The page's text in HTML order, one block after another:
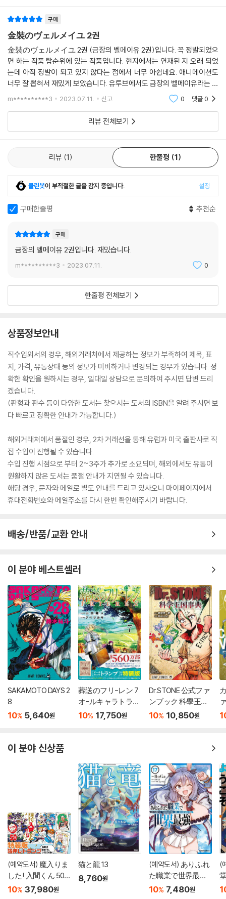
구매
金裝のヴェルメイユ 2권
金裝のヴェルメイユ 2권 (금장의 벨메이유 2권)입니다. 꼭 정발되었으
면 하는 작품 탑순위에 있는 작품입니다. 현지에서는 연재된 지 오래 되었
는데 아직 정발이 되고 있지 않다는 점에서 너무 아쉽네요. 애니메이션도
너무 잘 뽑혀서 재밌게 보았습니다. 유투브에서도 금장의 벨메이유라는 작
품에 대한 간략 리뷰들이 돌아다닙니다. 살짝 찍먹 해보시고 입문하시는걸
m**********3 2023.07.11. 신고 0 댓글0
리뷰 전체보기
리뷰 1 한줄평 1
클린봇이 부적절한 글을 감지 중입니다. 설정
구매한줄평 추천순
구매
금장의 벨메이유 2권입니다. 재밌습니다.
m**********3 2023.07.11. 0
한줄평 전체보기
상품정보안내
직수입외서의 경우, 해외거래처에서 제공하는 정보가 부족하여 제목, 표
지, 가격, 유통상태 등의 정보가 미비하거나 변경되는 경우가 있습니다. 정
확한 확인을 원하시는 경우, 일대일 상담으로 문의하여 주시면 답변 드리
겠습니다.
(판형과 판수 등이 다양한 도서는 찾으시는 도서의 ISBN을 알려 주시면 보
다 빠르고 정확한 안내가 가능합니다.)
해외거래처에서 품절인 경우, 2차 거래선을 통해 유럽과 미국 출판사로 직
접 수입이 진행될 수 있습니다.
수입 진행 시점으로 부터 2~3주가 추가로 소요되며, 해외에서도 유통이
원활하지 않은 도서는 품절 안내가 지연될 수 있습니다.
해당 경우, 문자와 메일로 별도 안내를 드리고 있사오니 마이페이지에서
휴대전화번호와 메일주소를 다시 한번 확인해주시기 바랍니다.
배송/반품/교환 안내
이 분야 베스트셀러
SAKAMOTO DAYS 2
8
10% 5,640원
葬送のフリ-レン 7
オ-ルキャラトラン
プ付き特裝版
10% 17,750원
Dr.STONE 公式ファ
ンブック 科學王國
事典
10% 10,850원
이 분야 신상품
(예약도서) 魔入りま
した! 入間くん 50
特裝版
10% 37,980원
猫と龍 13
8,760원
(예약도서) ありふれ
た職業で世界最强 1
7
10% 7,480원
(